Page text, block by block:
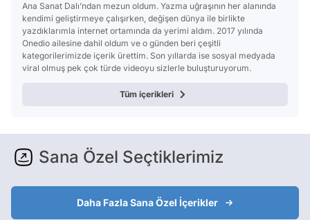
Ana Sanat Dalı’ndan mezun oldum. Yazma uğraşının her alanında
kendimi geliştirmeye çalışırken, değişen dünya ile birlikte
yazdıklarımla internet ortamında da yerimi aldım. 2017 yılında
Onedio ailesine dahil oldum ve o günden beri çeşitli
kategorilerimizde içerik ürettim. Son yıllarda ise sosyal medyada
viral olmuş pek çok türde videoyu sizlerle buluşturuyorum.
Tüm içerikleri
Sana Özel Seçtiklerimiz
Daha Fazla Sana Özel İçerikler